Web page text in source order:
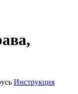
Инструкция